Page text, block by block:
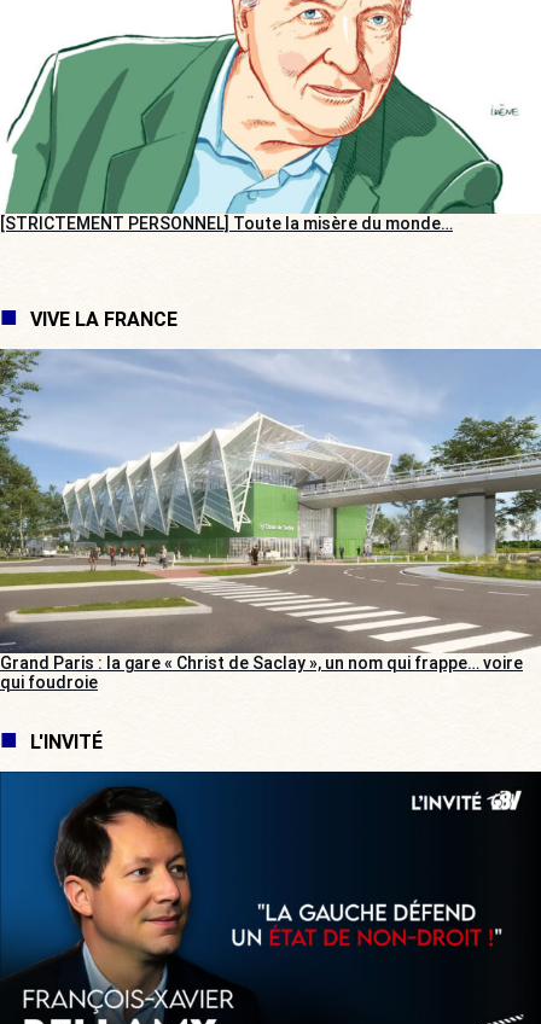
[STRICTEMENT PERSONNEL] Toute la misère du monde…
VIVE LA FRANCE
Grand Paris : la gare « Christ de Saclay », un nom qui frappe… voire
qui foudroie
L'INVITÉ